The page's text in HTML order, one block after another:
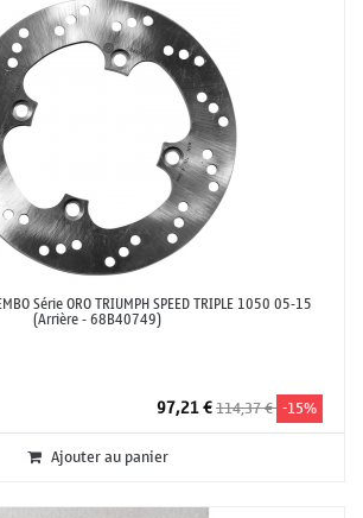
Série ORO TRIUMPH SPEED TRIPLE 1050 05-15
(Arrière - 68B40749)
97,21 €114,37 € -15%
Ajouter au panier